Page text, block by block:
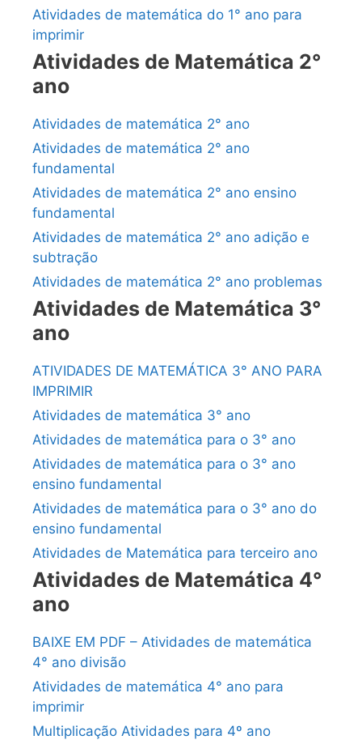
Atividades de matemática do 1° ano para
imprimir
Atividades de Matemática 2°
ano
Atividades de matemática 2° ano
Atividades de matemática 2° ano
fundamental
Atividades de matemática 2° ano ensino
fundamental
Atividades de matemática 2° ano adição e
subtração
Atividades de matemática 2° ano problemas
Atividades de Matemática 3°
ano
ATIVIDADES DE MATEMÁTICA 3° ANO PARA
IMPRIMIR
Atividades de matemática 3° ano
Atividades de matemática para o 3° ano
Atividades de matemática para o 3° ano
ensino fundamental
Atividades de matemática para o 3° ano do
ensino fundamental
Atividades de Matemática para terceiro ano
Atividades de Matemática 4°
ano
BAIXE EM PDF – Atividades de matemática
4° ano divisão
Atividades de matemática 4° ano para
imprimir
Multiplicação Atividades para 4º ano